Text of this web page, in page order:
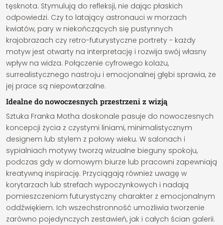
tęsknota. Stymulują do refleksji, nie dając płaskich
odpowiedzi. Czy to latający astronauci w morzach
kwiatów, pary w niekończących się pustynnych
krajobrazach czy retro-futurystyczne portrety - każdy
motyw jest otwarty na interpretację i rozwija swój własny
wpływ na widza. Połączenie cyfrowego kolażu,
surrealistycznego nastroju i emocjonalnej głębi sprawia, że
jej prace są niepowtarzalne.
Idealne do nowoczesnych przestrzeni z wizją
Sztuka Franka Motha doskonale pasuje do nowoczesnych
koncepcji życia z czystymi liniami, minimalistycznym
designem lub stylem z połowy wieku. W salonach i
sypialniach motywy tworzą wizualne bieguny spokoju,
podczas gdy w domowym biurze lub pracowni zapewniają
kreatywną inspirację. Przyciągają również uwagę w
korytarzach lub strefach wypoczynkowych i nadają
pomieszczeniom futurystyczny charakter z emocjonalnym
oddźwiękiem. Ich wszechstronność umożliwia tworzenie
zarówno pojedynczych zestawień, jak i całych ścian galerii.